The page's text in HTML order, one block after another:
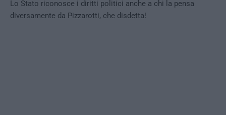
Lo Stato riconosce i diritti politici anche a chi la pensa
diversamente da Pizzarotti, che disdetta!